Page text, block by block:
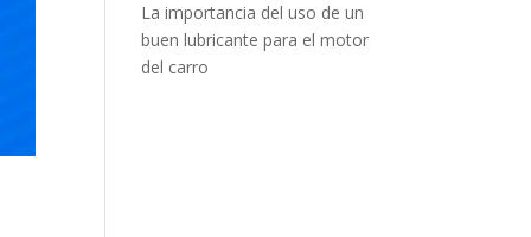
La importancia del uso de un
buen lubricante para el motor
del carro